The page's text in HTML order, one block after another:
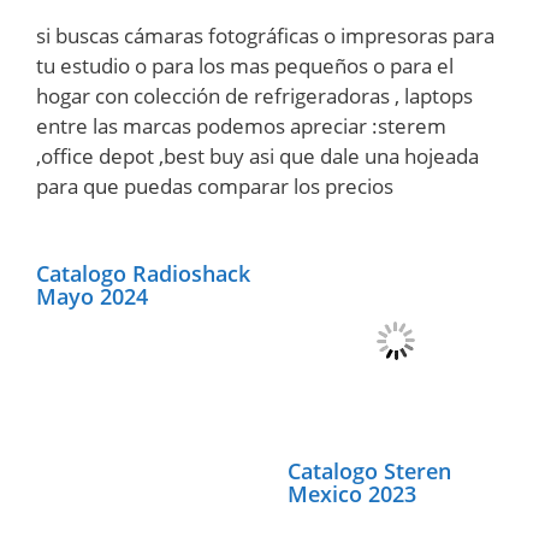
si buscas cámaras fotográficas o impresoras para
tu estudio o para los mas pequeños o para el
hogar con colección de refrigeradoras , laptops
entre las marcas podemos apreciar :sterem
,office depot ,best buy asi que dale una hojeada
para que puedas comparar los precios
Catalogo Radioshack
Mayo 2024
Catalogo Steren
Mexico 2023